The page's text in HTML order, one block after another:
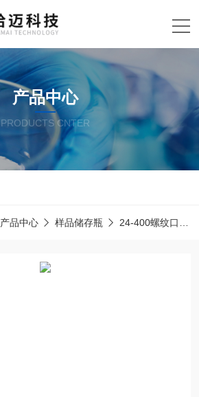
产品中心
PRODUCTS CNTER
产品中心 样品储存瓶 24-400螺纹口样品瓶及盖垫